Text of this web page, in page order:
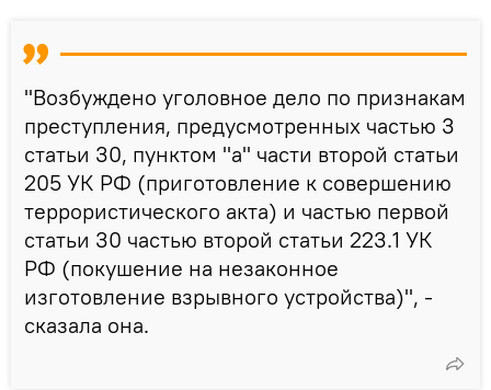
"Возбуждено уголовное дело по признакам
преступления, предусмотренных частью 3
статьи 30, пунктом "а" части второй статьи
205 УК РФ (приготовление к совершению
террористического акта) и частью первой
статьи 30 частью второй статьи 223.1 УК
РФ (покушение на незаконное
изготовление взрывного устройства)", -
сказала она.